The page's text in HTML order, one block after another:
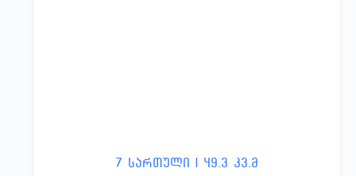
7 სართული | 49.3 კვ.მ